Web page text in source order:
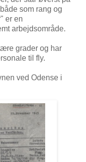
som rang og
er en
arbejdsområde.
grader og har
til fly.
ved Odense i